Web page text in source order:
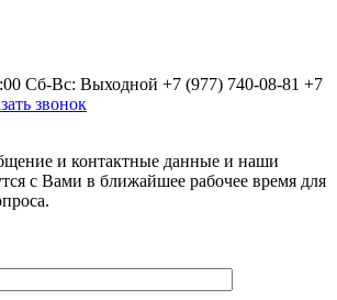
Сб-Вс: Выходной +7 (977) 740-08-81 +7
звонок
и контактные данные и наши
с Вами в ближайшее рабочее время для